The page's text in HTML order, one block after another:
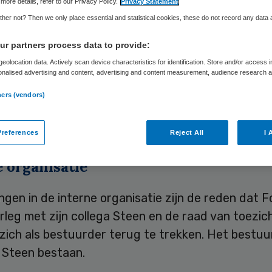
heeft op 1 maart zijn functie als bestuurder
raad van bestuur.
organisatie
in de interne organisatie zijn de reden dat
met zijn collega Steen en de raad van
als bestuurder terug te trekken. Het
bestaan.
not? Then we only place essential and statistical cookies, these do not record any data
partners process data to provide:
data. Actively scan device characteristics for identification. Store and/or access
advertising and content, advertising and content measurement, audience research
(vendors)
Reject All I